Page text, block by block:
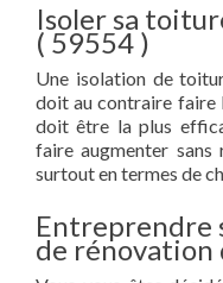
Isoler sa
( 59554 )
Une isolation de
doit au contraire faire
doit être la plus
faire augmenter
surtout en termes de
Entreprendre
de